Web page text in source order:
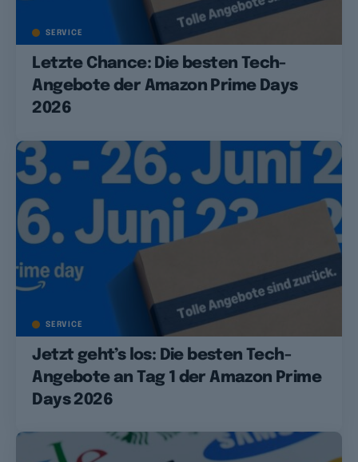
SERVICE
Letzte Chance: Die besten Tech-
Angebote der Amazon Prime Days
2026
SERVICE
Jetzt geht’s los: Die besten Tech-
Angebote an Tag 1 der Amazon Prime
Days 2026